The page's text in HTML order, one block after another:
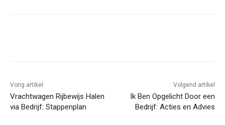
Vorig artikel
Vrachtwagen Rijbewijs Halen
via Bedrijf: Stappenplan
Volgend artikel
Ik Ben Opgelicht Door een
Bedrijf: Acties en Advies